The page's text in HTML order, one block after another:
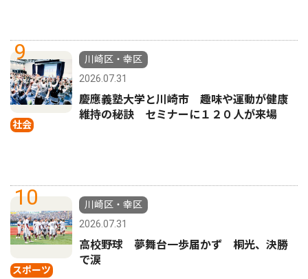
9
社会
川崎区・幸区
2026.07.31
慶應義塾大学と川崎市 趣味や運動が健康
維持の秘訣 セミナーに１２０人が来場
10
スポーツ
川崎区・幸区
2026.07.31
高校野球 夢舞台一歩届かず 桐光、決勝
で涙